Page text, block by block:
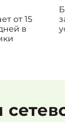
от 15
в